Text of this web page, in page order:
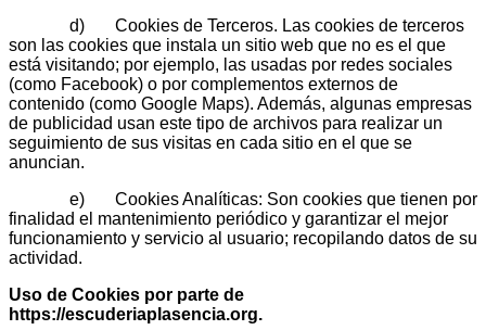
d) Cookies de Terceros. Las cookies de terceros
son las cookies que instala un sitio web que no es el que
está visitando; por ejemplo, las usadas por redes sociales
(como Facebook) o por complementos externos de
contenido (como Google Maps). Además, algunas empresas
de publicidad usan este tipo de archivos para realizar un
seguimiento de sus visitas en cada sitio en el que se
anuncian.
e) Cookies Analíticas: Son cookies que tienen por
finalidad el mantenimiento periódico y garantizar el mejor
funcionamiento y servicio al usuario; recopilando datos de su
actividad.
Uso de Cookies por parte de
https://escuderiaplasencia.org.